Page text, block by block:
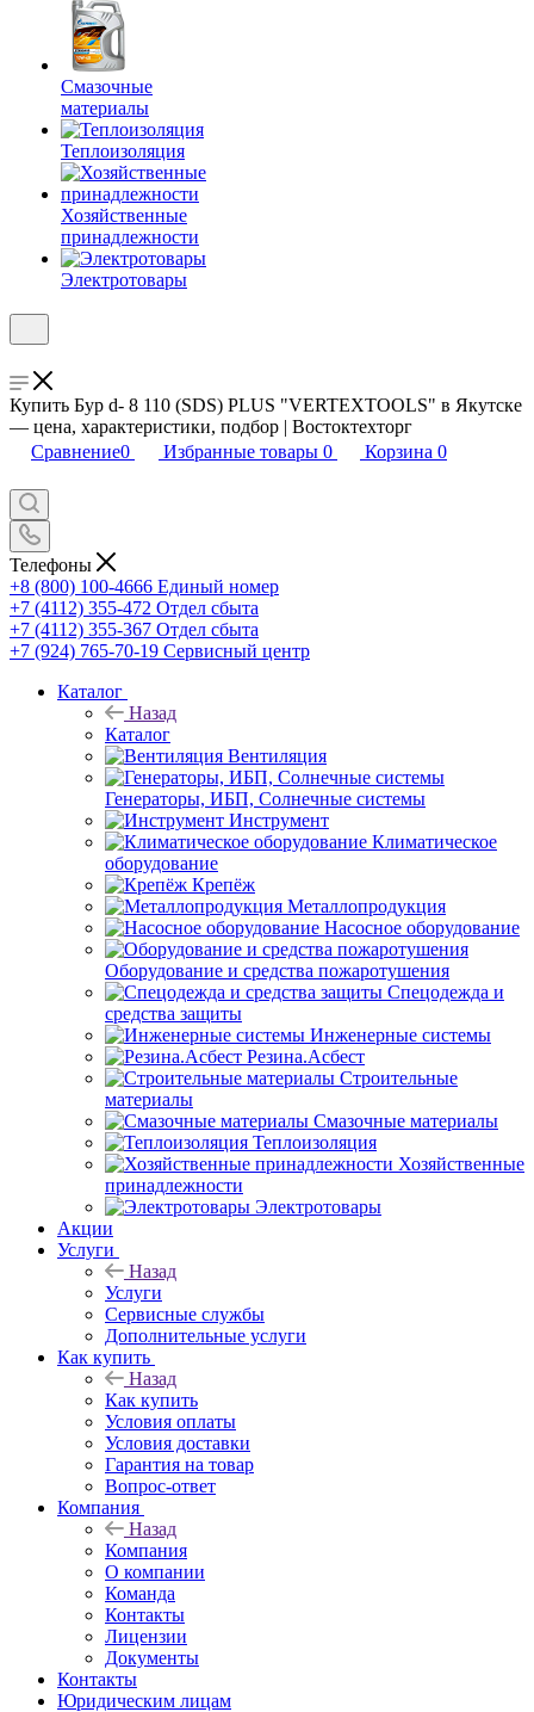
Смазочные
материалы
Теплоизоляция
Хозяйственные
принадлежности
Электротовары
Купить Бур d- 8 110 (SDS) PLUS "VERTEXTOOLS" в Якутске
— цена, характеристики, подбор | Востоктехторг
Сравнение0 Избранные товары 0 Корзина 0
Телефоны
+8 (800) 100-4666 Единый номер
+7 (4112) 355-472 Отдел сбыта
+7 (4112) 355-367 Отдел сбыта
+7 (924) 765-70-19 Сервисный центр
Каталог
Назад
Каталог
Вентиляция
Генераторы, ИБП, Солнечные системы
Инструмент
Климатическое
оборудование
Крепёж
Металлопродукция
Насосное оборудование
Оборудование и средства пожаротушения
Спецодежда и
средства защиты
Инженерные системы
Резина.Асбест
Строительные
материалы
Смазочные материалы
Теплоизоляция
Хозяйственные
принадлежности
Электротовары
Акции
Услуги
Назад
Услуги
Сервисные службы
Дополнительные услуги
Как купить
Назад
Как купить
Условия оплаты
Условия доставки
Гарантия на товар
Вопрос-ответ
Компания
Назад
Компания
О компании
Команда
Контакты
Лицензии
Документы
Контакты
Юридическим лицам